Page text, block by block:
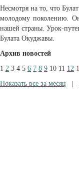
Несмотря на то, что
молодому поколению.
нашей страны. Урок-
Булата Окуджавы.
Архив новостей
1 2 3 4 5 6 7 8 9 10 11 12
Показать все за месяц